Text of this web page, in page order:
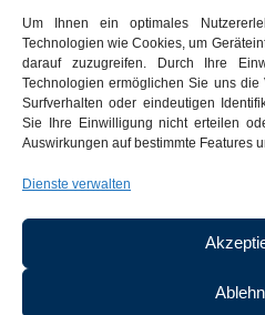
Um Ihnen ein optimales
Technologien wie Cookies, um
darauf zuzugreifen. Durch Ihre
Technologien ermöglichen Sie uns
Surfverhalten oder eindeutigen
Sie Ihre Einwilligung nicht erteilen
Auswirkungen auf bestimmte Features
Dienste verwalten
der Costa Brava
bieten. Jedes Hotel
unserer Organisation
Einzigartigkeit aus
Persönlichkeit, um
Vorlieben und
Betriebe das Meer, die
Umfeld mit dem
touristischen,